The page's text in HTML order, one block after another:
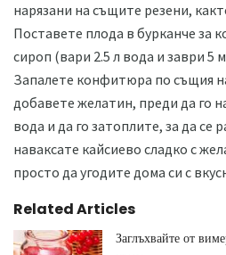
нарязани на същите резени,
Поставете плода в бурканче за
сироп (вари 2.5 л вода и заври 5
Запалете конфитюра по същия
добавете желатин, преди да го
вода и да го затоплите, за да се
наваксате кайсиево сладко с
просто да угодите дома си с
Related Articles
Заглъхвайте от